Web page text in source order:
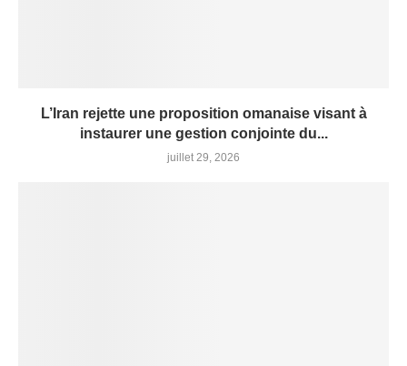
L’Iran rejette une proposition omanaise visant à
instaurer une gestion conjointe du...
juillet 29, 2026